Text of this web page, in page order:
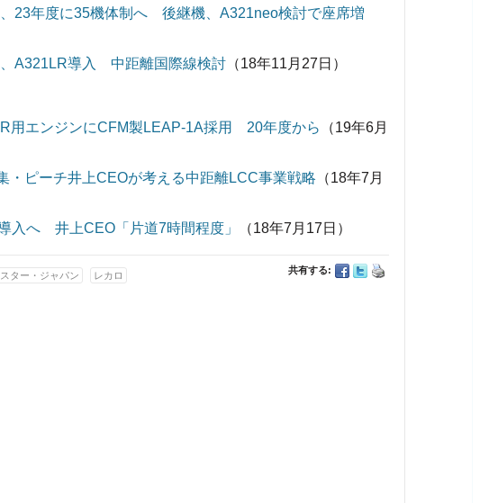
23年度に35機体制へ 後継機、A321neo検討で座席増
A321LR導入 中距離国際線検討 （18年11月27日）
用エンジンにCFM製LEAP-1A採用 20年度から
（19年6月
・ピーチ井上CEOが考える中距離LCC事業戦略 （18年7月
入へ 井上CEO「片道7時間程度」 （18年7月17日）
共有する:
ター・ジャパン レカロ